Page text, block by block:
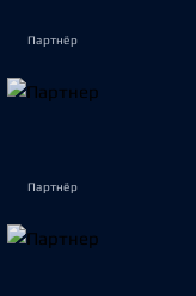
Партнёр
Партнёр